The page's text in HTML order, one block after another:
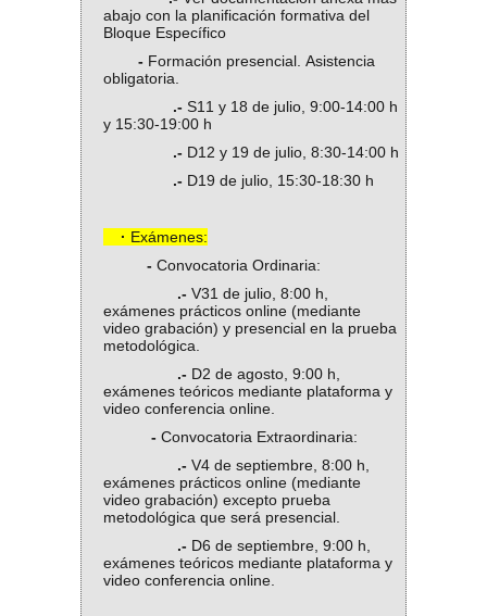
abajo con la planificación formativa del
Bloque Específico
- Formación presencial. Asistencia
obligatoria.
.- S11 y 18 de julio, 9:00-14:00 h
y 15:30-19:00 h
.- D12 y 19 de julio, 8:30-14:00 h
.- D19 de julio, 15:30-18:30 h
· Exámenes:
- Convocatoria Ordinaria:
.- V31 de julio, 8:00 h,
exámenes prácticos online (mediante
video grabación) y presencial en la prueba
metodológica.
.- D2 de agosto, 9:00 h,
exámenes teóricos mediante plataforma y
video conferencia online.
- Convocatoria Extraordinaria:
.- V4 de septiembre, 8:00 h,
exámenes prácticos online (mediante
video grabación) excepto prueba
metodológica que será presencial.
.- D6 de septiembre, 9:00 h,
exámenes teóricos mediante plataforma y
video conferencia online.